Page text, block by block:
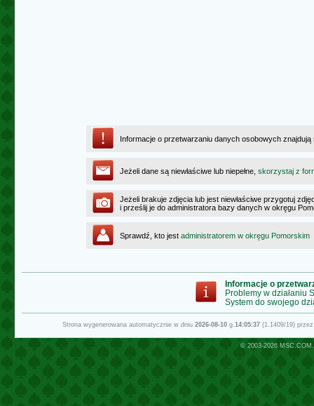
Informacje o przetwarzaniu danych osobowych
Jeżeli dane są niewłaściwe lub niepełne, skorzystaj z
Jeżeli brakuje zdjęcia lub jest niewłaściwe przygotuj
i prześlij je do administratora bazy danych w okręgu
Sprawdź, kto jest administratorem w okręgu Pomorskim
Informacje o
Problemy w działaniu
System do swojego
Strona wygenerowana automatycznie w dniu 2026-08-10g.14:05:37(1.1409/19)
© 2003-2026